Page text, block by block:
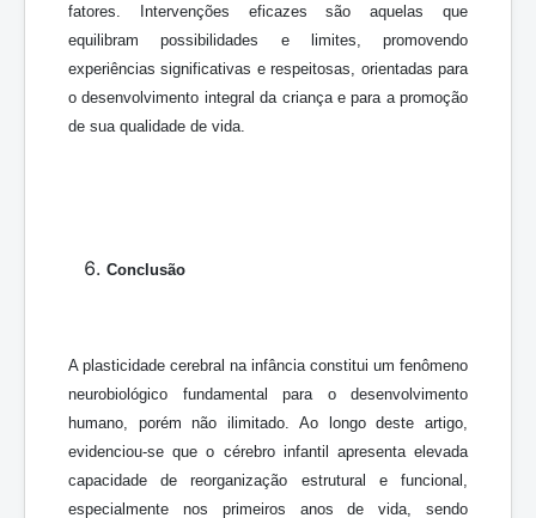
fatores. Intervenções eficazes são aquelas que
equilibram possibilidades e limites, promovendo
experiências significativas e respeitosas, orientadas para
o desenvolvimento integral da criança e para a promoção
de sua qualidade de vida.
Conclusão
A plasticidade cerebral na infância constitui um fenômeno
neurobiológico fundamental para o desenvolvimento
humano, porém não ilimitado. Ao longo deste artigo,
evidenciou-se que o cérebro infantil apresenta elevada
capacidade de reorganização estrutural e funcional,
especialmente nos primeiros anos de vida, sendo